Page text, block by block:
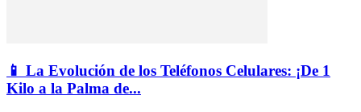
📱 La Evolución de los Teléfonos Celulares: ¡De 1
Kilo a la Palma de...